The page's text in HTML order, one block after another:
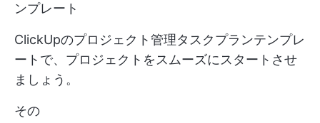
ンプレート
ClickUpのプロジェクト管理タスクプランテンプレ
ートで、プロジェクトをスムーズにスタートさせ
ましょう。
その